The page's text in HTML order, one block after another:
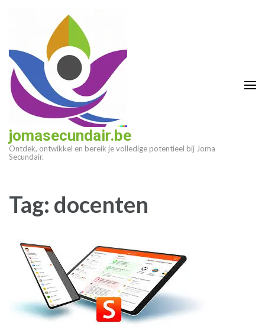
(druk
enter)
jomasecundair.be
Ontdek, ontwikkel en bereik je volledige potentieel bij Joma
Secundair.
Tag: docenten